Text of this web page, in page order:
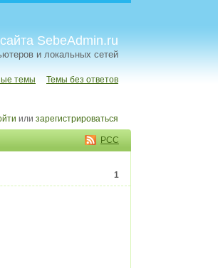
SebeAdmin.ru
и локальных сетей
темы Темы без ответов
или зарегистрироваться
РСС
1